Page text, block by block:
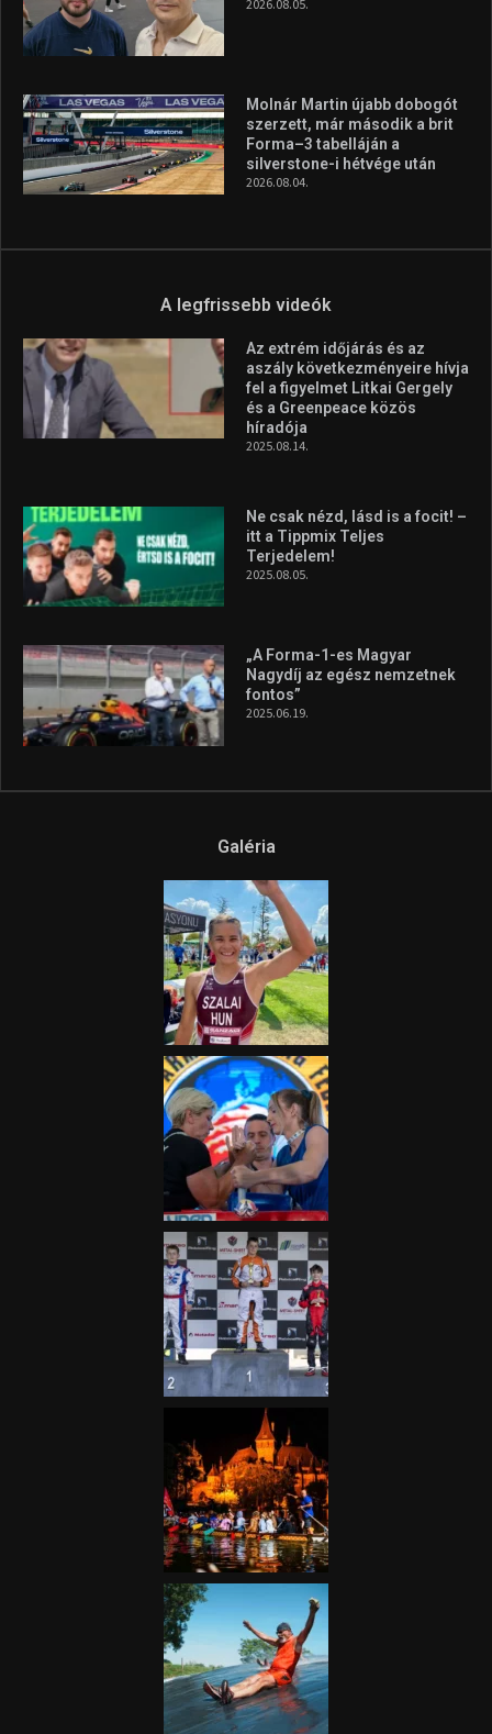
2026.08.05.
Molnár Martin újabb dobogót
szerzett, már második a brit
Forma–3 tabelláján a
silverstone-i hétvége után
2026.08.04.
A legfrissebb videók
Az extrém időjárás és az
aszály következményeire hívja
fel a figyelmet Litkai Gergely
és a Greenpeace közös
híradója
2025.08.14.
Ne csak nézd, lásd is a focit! –
itt a Tippmix Teljes
Terjedelem!
2025.08.05.
„A Forma-1-es Magyar
Nagydíj az egész nemzetnek
fontos”
2025.06.19.
Galéria